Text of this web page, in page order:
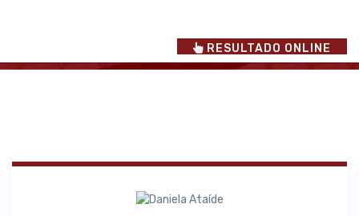
RESULTADO ONLINE